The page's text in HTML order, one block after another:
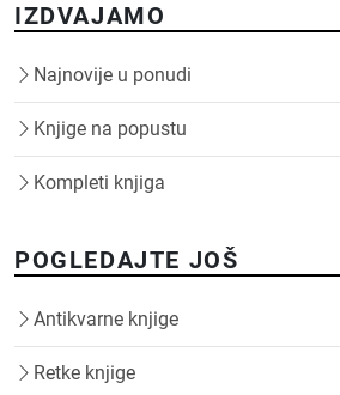
IZDVAJAMO
Najnovije u ponudi
Knjige na popustu
Kompleti knjiga
POGLEDAJTE JOŠ
Antikvarne knjige
Retke knjige